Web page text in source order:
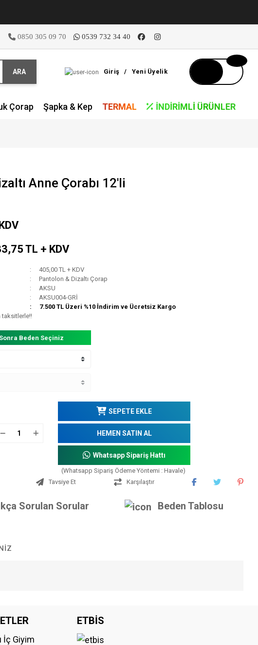
0850 305 09 70 0539 732 34 40
ARA Giriş / Yeni Üyelik
Çorap Şapka & Kep TERMAL İNDIRIMLI ÜRÜNLER
Anne Çorabı 12'li
TL + KDV
405,00 TL + KDV
Pantolon & Dizaltı Çorap
AKSU
AKSU004-GRİ
7.500 TL Üzeri %10 İndirim ve Ücretsiz Kargo
taksitlerle!!
Beden Seçiniz
SEPETE EKLE
HEMEN SATIN AL
Whatsapp Sipariş Hattı
(Whatsapp Sipariş Ödeme Yöntemi : Havale)
Tavsiye Et
Karşılaştır
Sorulan Sorular Beden Tablosu
İç Giyim
ETBİS